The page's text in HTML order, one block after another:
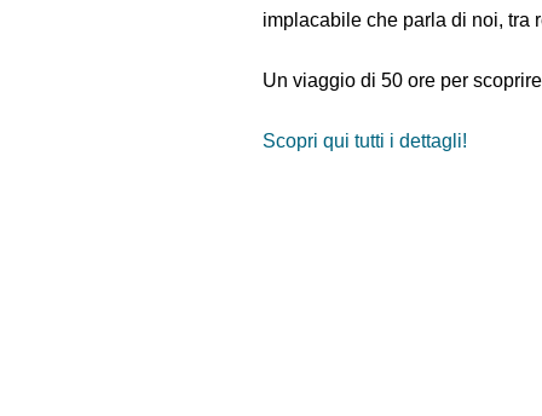
implacabile che parla di noi, tra
Un viaggio di 50 ore per
Scopri qui tutti i dettagli!